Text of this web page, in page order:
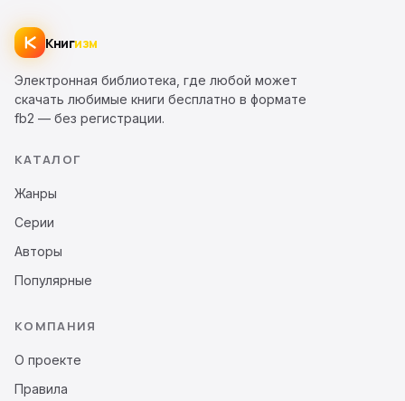
Книгизм
Электронная библиотека, где любой может
скачать любимые книги бесплатно в формате
fb2 — без регистрации.
КАТАЛОГ
Жанры
Серии
Авторы
Популярные
КОМПАНИЯ
О проекте
Правила